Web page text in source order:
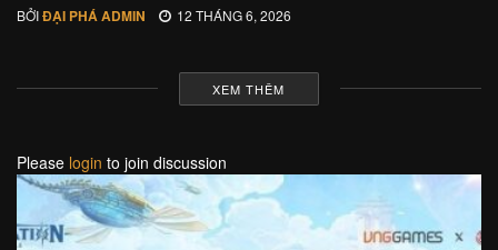
BỞIĐẠI PHÁ ADMIN 12 THÁNG 6, 2026
XEM THÊM
Please login to join discussion